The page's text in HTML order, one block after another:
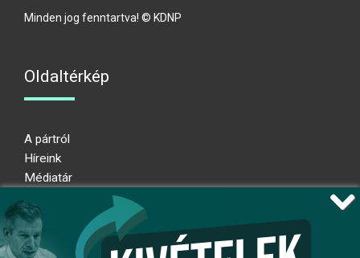
Minden jog fenntartva! © KDNP
Oldaltérkép
A pártról
Híreink
Médiatár
Adatkezelési nyilatkozat
Átláthatósági nyilatkozat
Ugrás az oldal tetejére